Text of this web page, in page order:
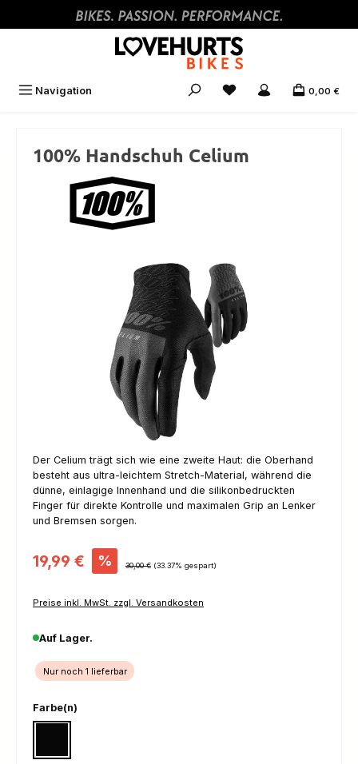
Zum Hauptinhalt springen
Navigation 0,00 €
100% Handschuh Celium
Bildergalerie überspringen
Der Celium trägt sich wie eine zweite Haut: die Oberhand
besteht aus ultra-leichtem Stretch-Material, während die
dünne, einlagige Innenhand und die silikonbedruckten
Finger für direkte Kontrolle und maximalen Grip an Lenker
und Bremsen sorgen.
Verkaufspreis:
19,99 € % Regulärer Preis:
30,00 € (33.37% gespart)
Preise inkl. MwSt. zzgl. Versandkosten
Auf Lager.
Nur noch 1 lieferbar
Farbe(n)